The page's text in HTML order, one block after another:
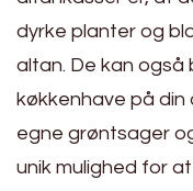
dyrke planter og
altan. De kan også
køkkenhave på din
egne grøntsager
unik mulighed for